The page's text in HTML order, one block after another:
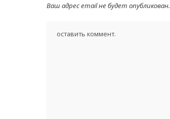
Ваш адрес email не будет опубликован.